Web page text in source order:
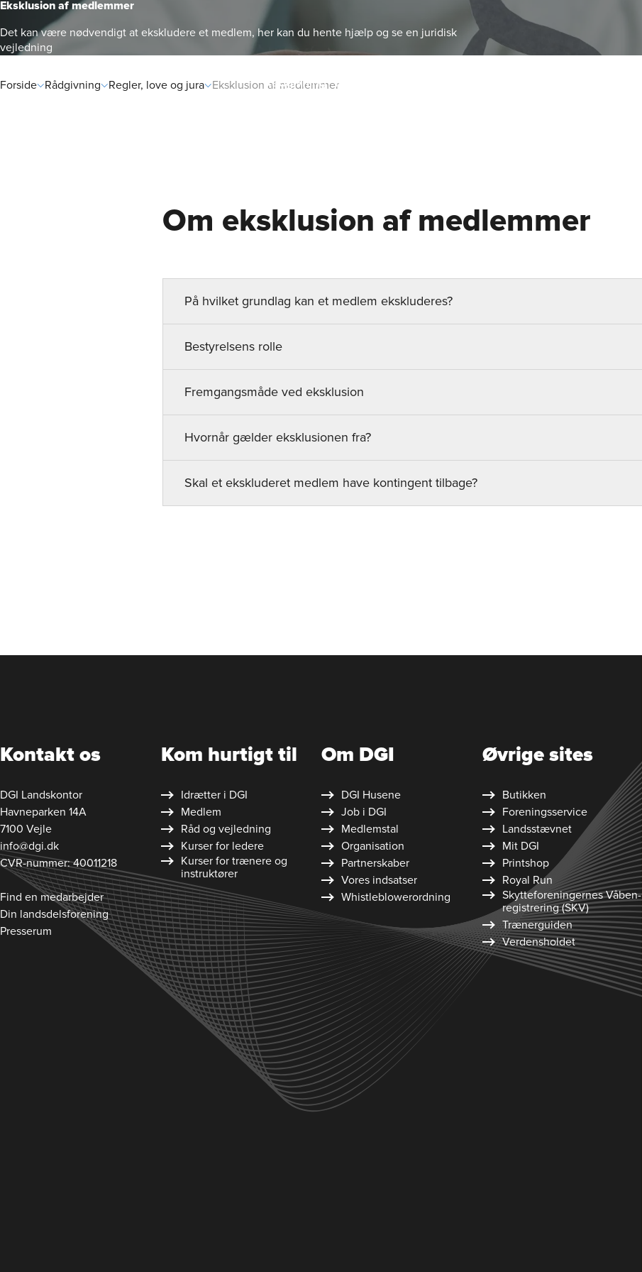
Rådgivning Idræt
Eksklusion af medlemmer
Det kan være nødvendigt at ekskludere et medlem, her kan du hente hjælp og se en juridisk
vejledning
Forside Rådgivning Regler, love og jura Eksklusion af medlemmer
Om eksklusion af medlemmer
På hvilket grundlag kan et medlem ekskluderes?
Bestyrelsens rolle
Fremgangsmåde ved eksklusion
Hvornår gælder eksklusionen fra?
Skal et ekskluderet medlem have kontingent tilbage?
Kontakt os
DGI Landskontor
Havneparken 14A
7100 Vejle
info@dgi.dk
CVR-nummer: 40011218
Find en medarbejder
Din landsdelsforening
Presserum
Kom hurtigt til
Idrætter i DGI
Medlem
Råd og vejledning
Kurser for ledere
Kurser for trænere og
instruktører
Om DGI
DGI Husene
Job i DGI
Medlemstal
Organisation
Partnerskaber
Vores indsatser
Whistleblower­ordning
Øvrige sites
Butikken
Foreningsservice
Landsstævnet
Mit DGI
Printshop
Royal Run
Skytte­foreningernes Våben­
registrering (SKV)
Trænerguiden
Verdensholdet